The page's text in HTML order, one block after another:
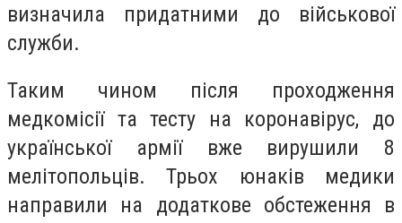
визначила придатними до військової
служби.
Таким чином після проходження
медкомісії та тесту на коронавірус, до
української армії вже вирушили 8
мелітопольців. Трьох юнаків медики
направили на додаткове обстеження в